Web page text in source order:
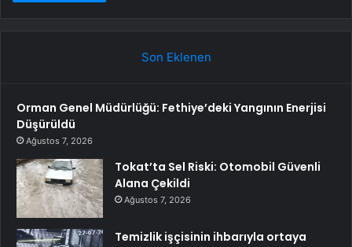
Son Eklenen
Orman Genel Müdürlüğü: Fethiye’deki Yangının Enerjisi
Düşürüldü
Ağustos 7, 2026
Tokat’ta Sel Riski: Otomobil Güvenli
Alana Çekildi
Ağustos 7, 2026
Temizlik işçisinin ihbarıyla ortaya